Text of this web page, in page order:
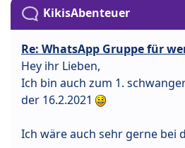
KikisAbenteuer
Re: WhatsApp Gruppe für
Hey ihr Lieben,
Ich bin auch zum 1.
der 16.2.2021
Ich wäre auch sehr gerne bei